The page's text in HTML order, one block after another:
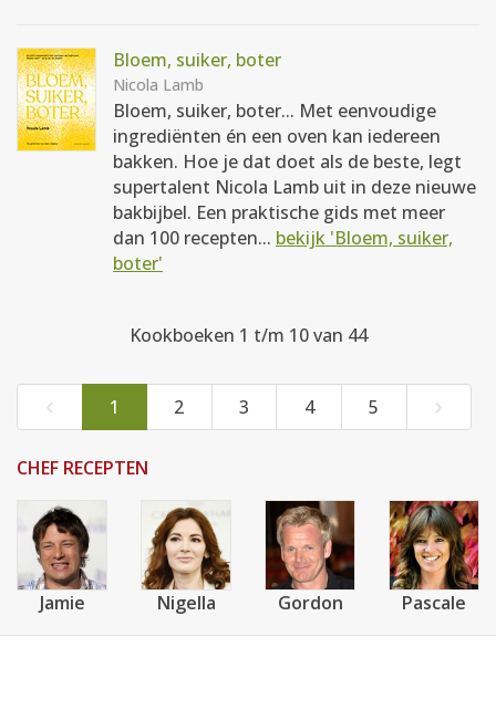
Bloem, suiker, boter
Nicola Lamb
Bloem, suiker, boter... Met eenvoudige
ingrediënten én een oven kan iedereen
bakken. Hoe je dat doet als de beste, legt
supertalent Nicola Lamb uit in deze nieuwe
bakbijbel. Een praktische gids met meer
dan 100 recepten... bekijk 'Bloem, suiker,
boter'
Kookboeken 1 t/m 10 van 44
‹ 1 2 3 4 5 ›
CHEF RECEPTEN
Jamie Nigella Gordon Pascale